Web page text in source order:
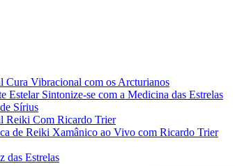
Cura Vibracional com os Arcturianos
Estelar Sintonize-se com a Medicina das Estrelas
Sírius
Reiki Com Ricardo Trier
de Reiki Xamânico ao Vivo com Ricardo Trier
das Estrelas